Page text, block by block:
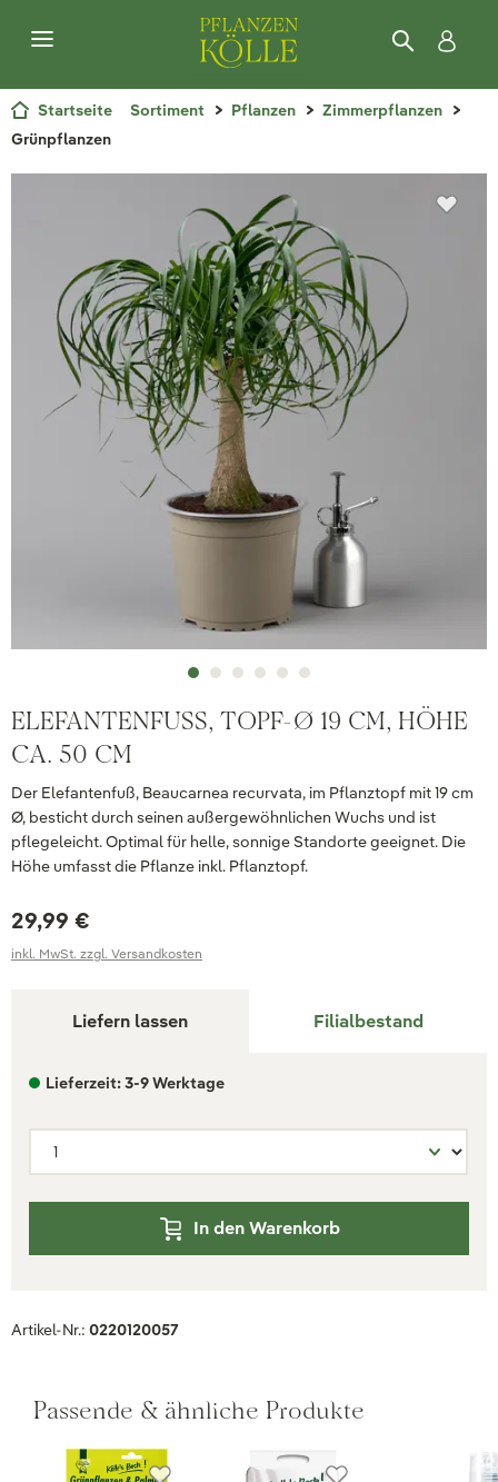
Startseite Sortiment Pflanzen
Zimmerpflanzen
Grünpflanzen
ELEFANTENFUSS, TOPF-Ø 19 CM, HÖHE C
A. 50 CM
Der Elefantenfuß, Beaucarnea recurvata, im Pflanztopf mit 19 cm
Ø, besticht durch seinen außergewöhnlichen Wuchs und ist
pflegeleicht. Optimal für helle, sonnige Standorte geeignet. Die
Höhe umfasst die Pflanze inkl. Pflanztopf.
29,99 €
inkl. MwSt. zzgl. Versandkosten
Liefern lassen Filialbestand
Lieferzeit: 3-9 Werktage
In den Warenkorb
Artikel-Nr.: 0220120057
Passende & ähnliche Produkte